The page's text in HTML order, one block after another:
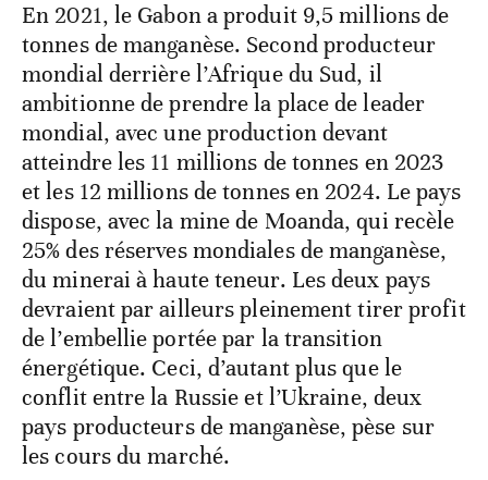
En 2021, le Gabon a produit 9,5 millions de
tonnes de manganèse. Second producteur
mondial derrière l’Afrique du Sud, il
ambitionne de prendre la place de leader
mondial, avec une production devant
atteindre les 11 millions de tonnes en 2023
et les 12 millions de tonnes en 2024. Le pays
dispose, avec la mine de Moanda, qui recèle
25% des réserves mondiales de manganèse,
du minerai à haute teneur. Les deux pays
devraient par ailleurs pleinement tirer profit
de l’embellie portée par la transition
énergétique. Ceci, d’autant plus que le
conflit entre la Russie et l’Ukraine, deux
pays producteurs de manganèse, pèse sur
les cours du marché.